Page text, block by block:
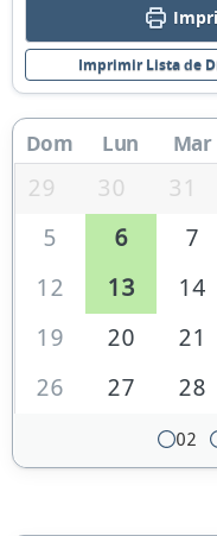
Imprimir Lista de
Dom Lun Mar
29 30 31
5
6 7
12
13 14
19
20 21
26
27 28
02